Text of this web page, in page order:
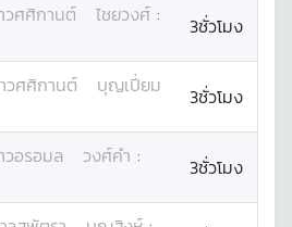
วศศิกานต์ ไชยวงศ์ :
3ชั่วโมง
วศศิกานต์
บุญเปี่ยม
3ชั่วโมง
วอรอมล วงศ์คำ :
3ชั่วโมง